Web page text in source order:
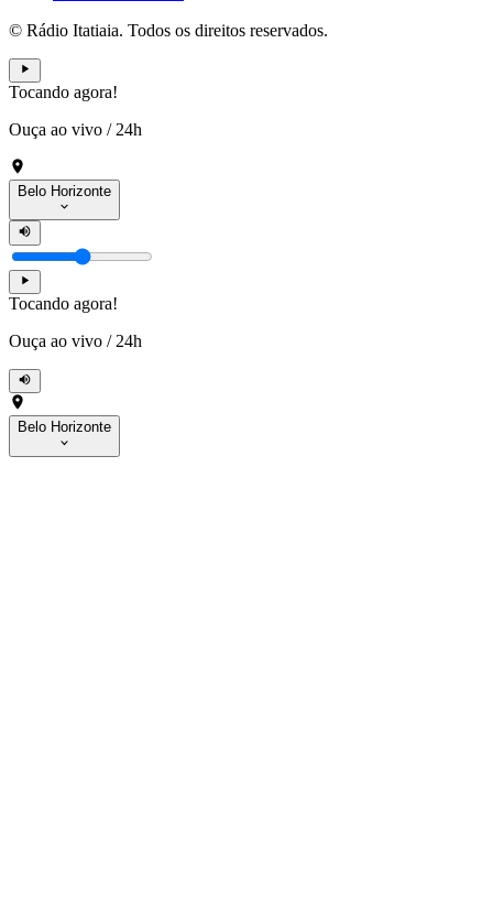
© Rádio Itatiaia. Todos os direitos reservados.
Tocando agora!
Ouça ao vivo / 24h
Belo Horizonte
Tocando agora!
Ouça ao vivo / 24h
Belo Horizonte